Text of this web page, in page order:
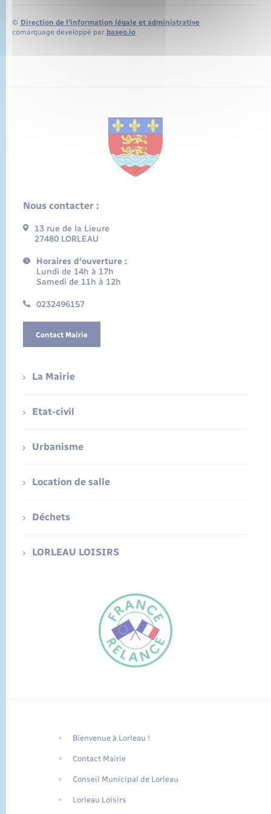
Traduction du
FR
© Direction de l’information légale et administrative
comarquage developpé par baseo.io
Nous contacter :
13 rue de la Lieure
27480 LORLEAU
Horaires d'ouverture :
Lundi de 14h à 17h
Samedi de 11h à 12h
0232496157
Contact Mairie
La Mairie
Etat-civil
Urbanisme
Location de salle
Déchets
LORLEAU LOISIRS
Bienvenue à Lorleau !
Contact Mairie
Conseil Municipal de Lorleau
Lorleau Loisirs